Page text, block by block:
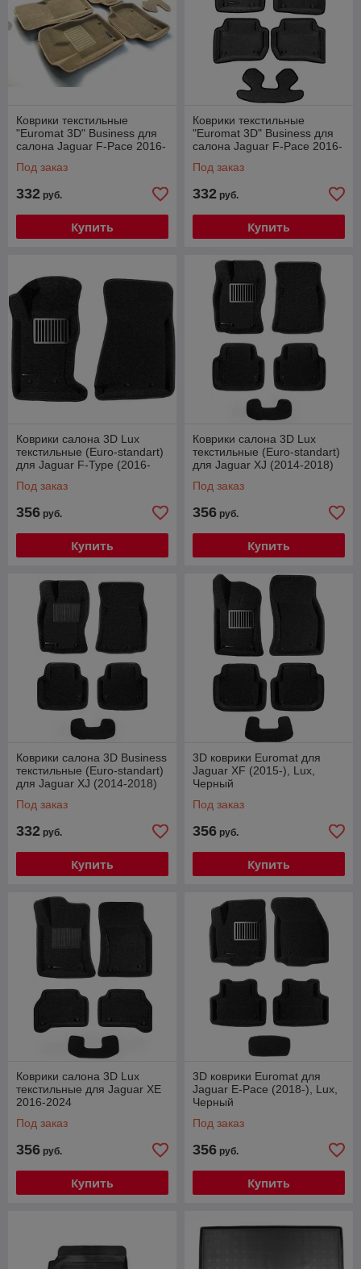
Коврики текстильные
"Euromat 3D" Business для
салона Jaguar F-Pace 2016-
Под заказ
332 руб.
Купить
Коврики текстильные
"Euromat 3D" Business для
салона Jaguar F-Pace 2016-
Под заказ
332 руб.
Купить
Коврики салона 3D Lux
текстильные (Euro-standart)
для Jaguar F-Type (2016-
Под заказ
356 руб.
Купить
Коврики салона 3D Lux
текстильные (Euro-standart)
для Jaguar XJ (2014-2018)
Под заказ
356 руб.
Купить
Коврики салона 3D Business
текстильные (Euro-standart)
для Jaguar XJ (2014-2018)
Под заказ
332 руб.
Купить
3D коврики Euromat для
Jaguar XF (2015-), Lux,
Черный
Под заказ
356 руб.
Купить
Коврики салона 3D Lux
текстильные для Jaguar XE
2016-2024
Под заказ
356 руб.
Купить
3D коврики Euromat для
Jaguar E-Pace (2018-), Lux,
Черный
Под заказ
356 руб.
Купить